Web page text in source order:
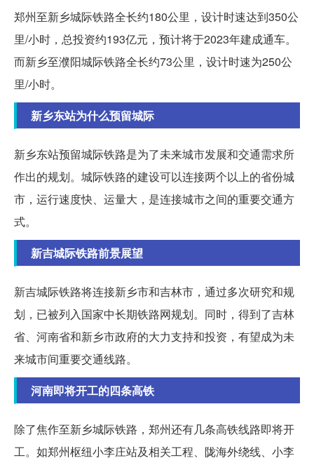
郑州至新乡城际铁路全长约180公里，设计时速达到350公
里/小时，总投资约193亿元，预计将于2023年建成通车。
而新乡至濮阳城际铁路全长约73公里，设计时速为250公
里/小时。
新乡东站为什么预留城际
新乡东站预留城际铁路是为了未来城市发展和交通需求所
作出的规划。城际铁路的建设可以连接两个以上的省份城
市，运行速度快、运量大，是连接城市之间的重要交通方
式。
新吉城际铁路前景展望
新吉城际铁路将连接新乡市和吉林市，通过多次研究和规
划，已被列入国家中长期铁路网规划。同时，得到了吉林
省、河南省和新乡市政府的大力支持和投资，有望成为未
来城市间重要交通线路。
河南即将开工的四条高铁
除了焦作至新乡城际铁路，郑州还有几条高铁线路即将开
工。如郑州枢纽小李庄站及相关工程、陇海外绕线、小李